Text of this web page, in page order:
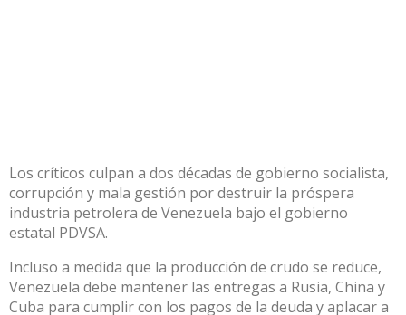
Los críticos culpan a dos décadas de gobierno socialista,
corrupción y mala gestión por destruir la próspera
industria petrolera de Venezuela bajo el gobierno
estatal PDVSA.
Incluso a medida que la producción de crudo se reduce,
Venezuela debe mantener las entregas a Rusia, China y
Cuba para cumplir con los pagos de la deuda y aplacar a